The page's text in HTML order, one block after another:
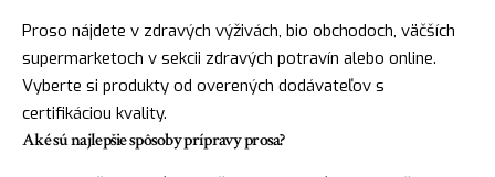
Proso nájdete v zdravých výživách, bio obchodoch, väčších
supermarketoch v sekcii zdravých potravín alebo online.
Vyberte si produkty od overených dodávateľov s
certifikáciou kvality.
Aké sú najlepšie spôsoby prípravy prosa?